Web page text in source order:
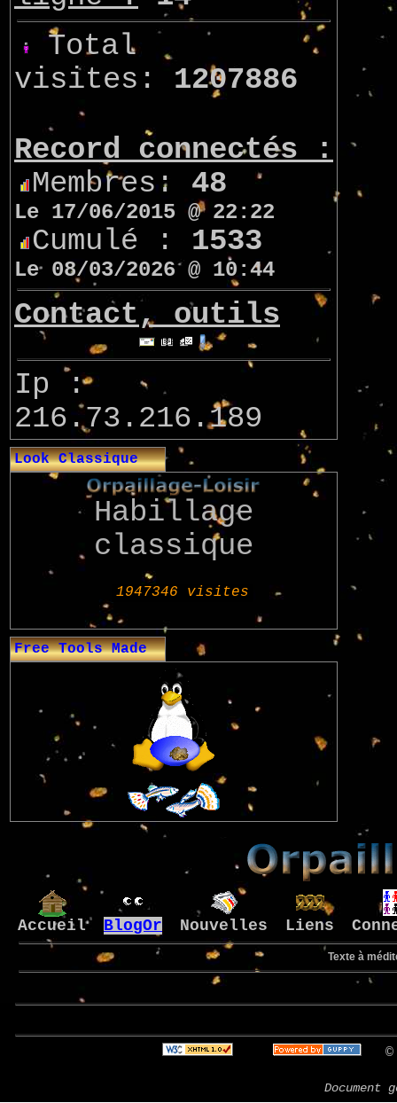
Total
visites:
1207886
Record connectés :
Membres: 48
Le 17/06/2015 @ 22:22
Cumulé : 1533
Le 08/03/2026 @ 10:44
Contact, outils
Ip :
216.73.216.189
Look Classique
Habillage
classique
Free Tools Made
Accueil BlogOr Nouvelles Liens
Texte à
©
Document